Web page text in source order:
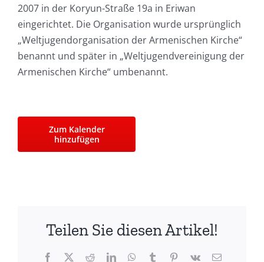
2007 in der Koryun-Straße 19a in Eriwan
eingerichtet. Die Organisation wurde ursprünglich
„Weltjugendorganisation der Armenischen Kirche“
benannt und später in „Weltjugendvereinigung der
Armenischen Kirche“ umbenannt.
Zum Kalender
hinzufügen
Teilen Sie diesen Artikel!
Facebook
X RedditLinkedInWhatsApp
TumblrPinterest
Vk
E-